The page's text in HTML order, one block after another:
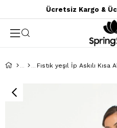
Ücretsiz Kargo &
Fıstık yeşıl İp Askılı Kısa